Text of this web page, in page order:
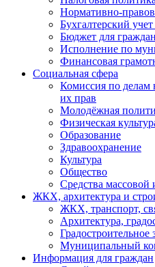
Нормативно-
Бухгалтерский
Бюджет для граждан
Исполнение по
Финансовая
Социальная сфера
Комиссия по делам
их прав
Молодёжная
Физическая
Образование
Здравоохранение
Культура
Общество
Средства
ЖКХ, архитектура и
ЖКХ, транспорт,
Архитектура,
Градостроительное
Муниципальный
Информация для граждан